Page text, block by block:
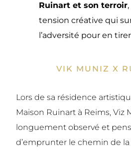
Ruinart et son terroir
tension créative qui
l’adversité pour en
VIK MUNIZ X
Lors de sa résidence
Maison Ruinart à Reims, Viz
longuement observé et
d’emprunter le chemin de la